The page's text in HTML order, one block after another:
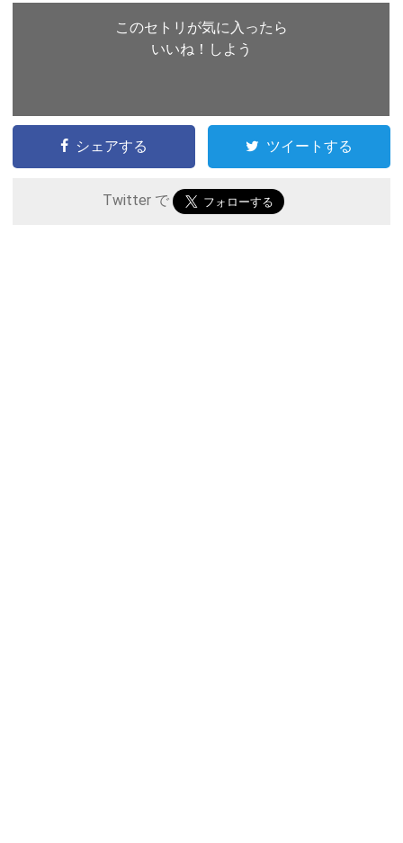
このセトリが気に入ったら
いいね！しよう
シェアする ツイートする
Twitter で